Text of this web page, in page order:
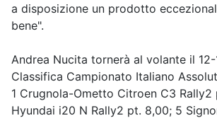
a disposizione un prodotto
bene".
Andrea Nucita tornerà al volante il
Classifica Campionato Italiano
1 Crugnola-Ometto Citroen C3 Rally2
Hyundai i20 N Rally2 pt. 8,00; 5